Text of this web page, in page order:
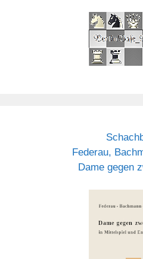
Federau,
Dame gegen